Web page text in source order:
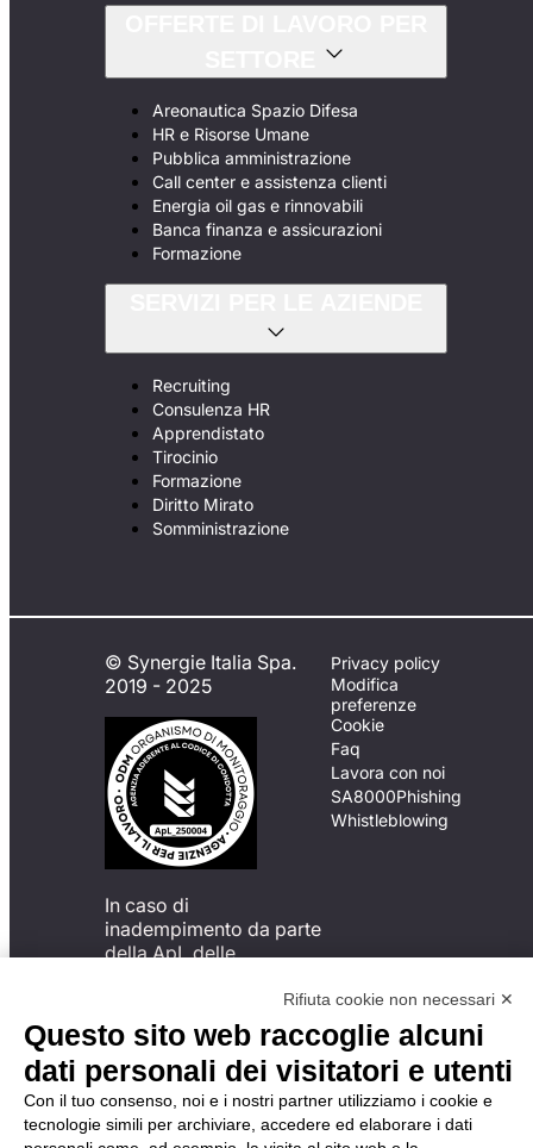
Areonautica Spazio Difesa
HR e Risorse Umane
Pubblica amministrazione
Call center e assistenza clienti
Energia oil gas e rinnovabili
Banca finanza e assicurazioni
Formazione
Recruiting
Consulenza HR
Apprendistato
Tirocinio
Formazione
Diritto Mirato
Somministrazione
© Synergie Italia Spa.
2019 - 2025
In caso di
inadempimento da parte
della ApL delle
del Codice di Condotta, è
possibile presentare un
reclamo
all’Organismo di
Monitoraggio utilizzando
una delle modalità
descritte al seguente
Privacy policy
Modifica
preferenze
Cookie
Faq
Lavora con noi
SA8000Phishing
Whistleblowing
Rifiuta cookie non necessari ✕
Questo sito web raccoglie alcuni
dati personali dei visitatori e utenti
Con il tuo consenso, noi e i nostri partner utilizziamo i cookie e
tecnologie simili per archiviare, accedere ed elaborare i dati